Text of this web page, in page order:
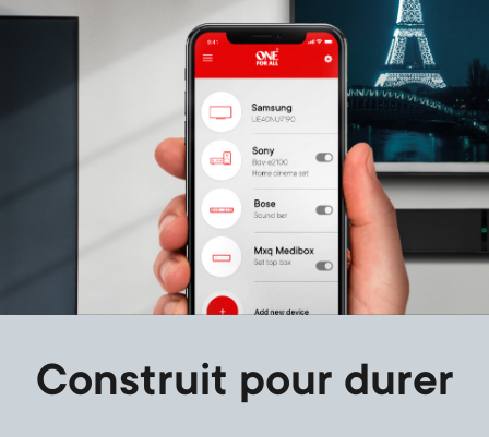
Construit pour durer